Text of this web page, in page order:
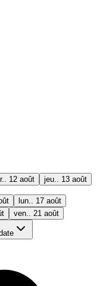
12 août jeu.. 13 août
lun.. 17 août
ven.. 21 août